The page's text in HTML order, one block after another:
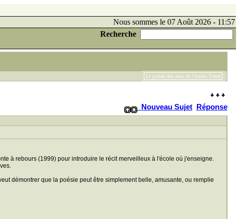
Nous sommes le 07 Août 2026 - 11:57
Recherche
Le portail des amis de Charles Trenet
Nouveau Sujet Réponse
à rebours (1999) pour introduire le récit merveilleux à l'école où j'enseigne.
démontrer que la poésie peut être simplement belle, amusante, ou remplie